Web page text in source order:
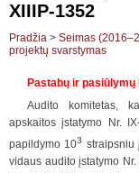
XIIIP-1352
Pradžia > Seimas
projektų svarstymas
Pastabų ir
Audito komitetas,
apskaitos įstatymo Nr.
papildymo 103 straipsniu
vidaus audito įstatymo